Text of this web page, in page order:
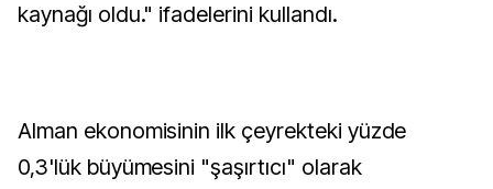
kaynağı oldu." ifadelerini kullandı.
Alman ekonomisinin ilk çeyrekteki yüzde
0,3'lük büyümesini "şaşırtıcı" olarak